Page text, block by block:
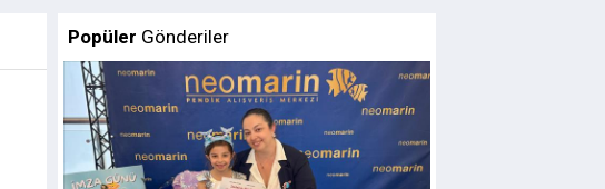
Popüler Gönderiler